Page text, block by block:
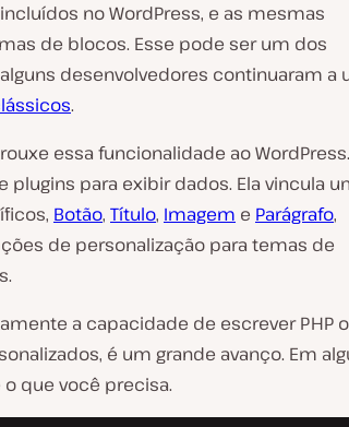
no WordPress, e as mesmas
de blocos. Esse pode ser um dos
desenvolvedores continuaram a
.
essa funcionalidade ao WordPress.
plugins para exibir dados. Ela vincula
Botão, Título, Imagem e Parágrafo,
de personalização para temas de
a capacidade de escrever PHP
é um grande avanço. Em
que você precisa.